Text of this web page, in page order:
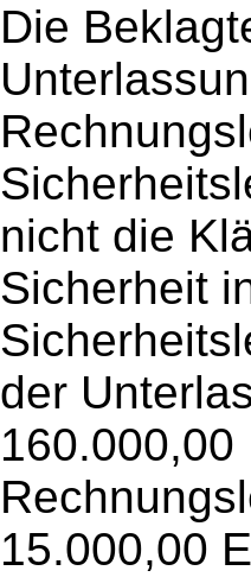
Die
nicht die
Sicherheit
der
15.000,00